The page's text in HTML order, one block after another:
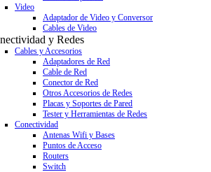
Video
Adaptador de Video y Conversor
Cables de Video
y Redes
Cables y Accesorios
Adaptadores de Red
Cable de Red
Conector de Red
Otros Accesorios de Redes
Placas y Soportes de Pared
Tester y Herramientas de Redes
Conectividad
Antenas Wifi y Bases
Puntos de Acceso
Routers
Switch